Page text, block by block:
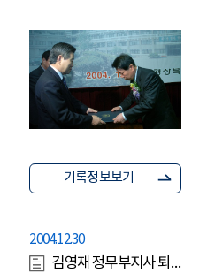
기록정보보기
2004.12.30
김영재 정무부지사 퇴임식